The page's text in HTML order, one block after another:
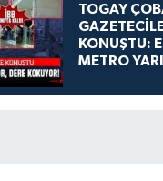
TOGAY
KONUŞTU:
METRO
KOKUYOR!